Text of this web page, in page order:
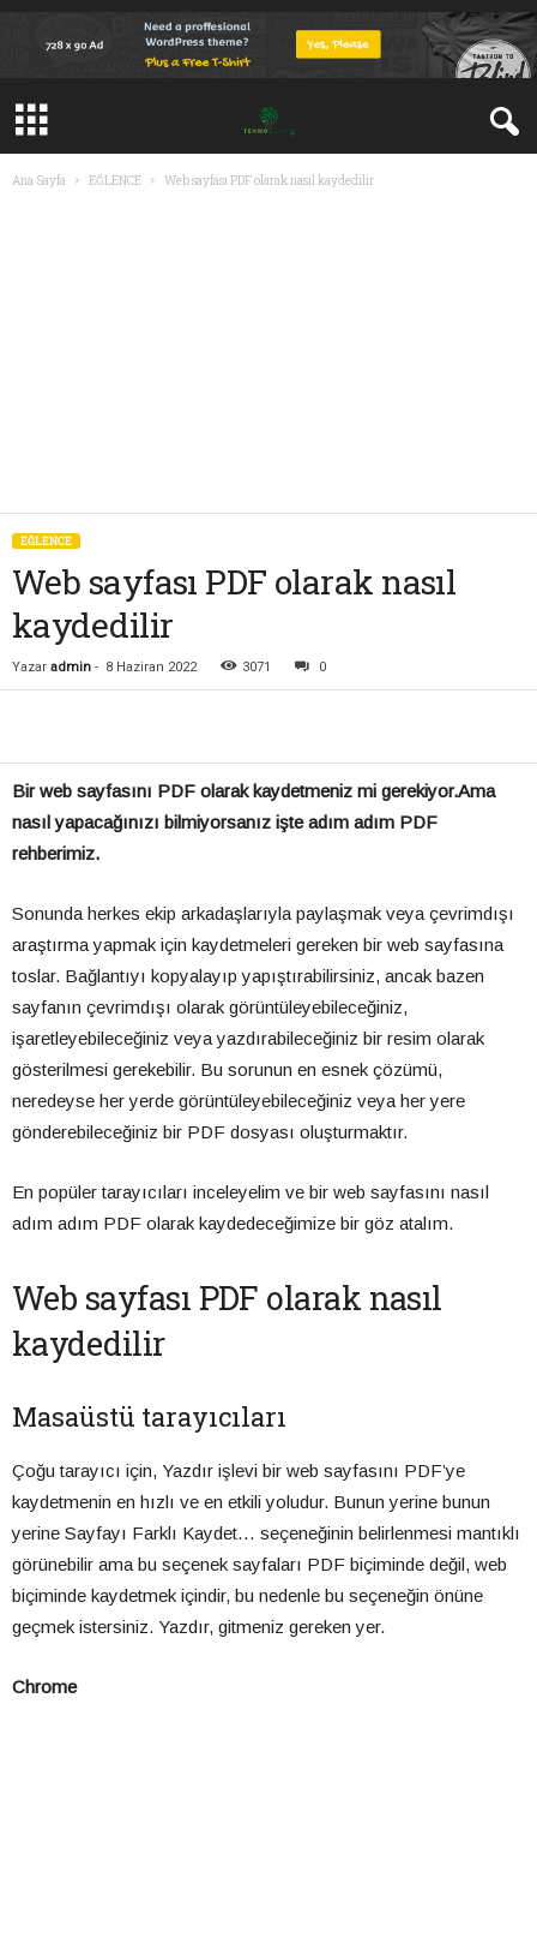
Ana Sayfa EĞLENCE Web sayfası PDF olarak nasıl kaydedilir
EĞLENCE
Web sayfası PDF olarak nasıl
kaydedilir
Yazar admin - 8 Haziran 2022 3071 0
Bir web sayfasını PDF olarak kaydetmeniz mi gerekiyor.Ama
nasıl yapacağınızı bilmiyorsanız işte adım adım PDF
rehberimiz.
Sonunda herkes ekip arkadaşlarıyla paylaşmak veya çevrimdışı
araştırma yapmak için kaydetmeleri gereken bir web sayfasına
toslar. Bağlantıyı kopyalayıp yapıştırabilirsiniz, ancak bazen
sayfanın çevrimdışı olarak görüntüleyebileceğiniz,
işaretleyebileceğiniz veya yazdırabileceğiniz bir resim olarak
gösterilmesi gerekebilir. Bu sorunun en esnek çözümü,
neredeyse her yerde görüntüleyebileceğiniz veya her yere
gönderebileceğiniz bir PDF dosyası oluşturmaktır.
En popüler tarayıcıları inceleyelim ve bir web sayfasını nasıl
adım adım PDF olarak kaydedeceğimize bir göz atalım.
Web sayfası PDF olarak nasıl
kaydedilir
Masaüstü tarayıcıları
Çoğu tarayıcı için, Yazdır işlevi bir web sayfasını PDF’ye
kaydetmenin en hızlı ve en etkili yoludur. Bunun yerine bunun
yerine Sayfayı Farklı Kaydet… seçeneğinin belirlenmesi mantıklı
görünebilir ama bu seçenek sayfaları PDF biçiminde değil, web
biçiminde kaydetmek içindir, bu nedenle bu seçeneğin önüne
geçmek istersiniz. Yazdır, gitmeniz gereken yer.
Chrome